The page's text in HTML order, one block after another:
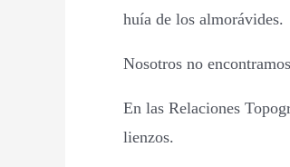
huía de los almorávides.
Nosotros no
En las Relaciones
lienzos.